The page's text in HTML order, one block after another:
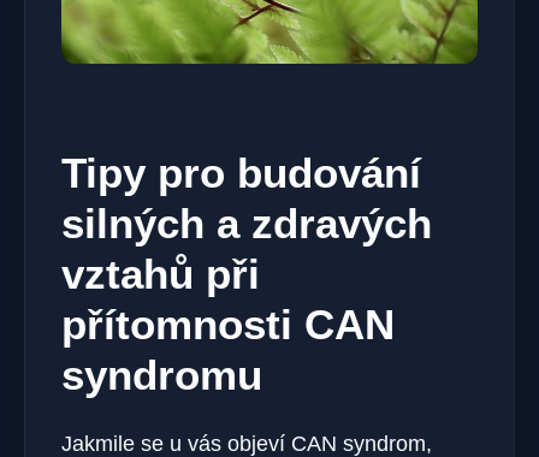
Tipy pro budování
silných a zdravých
vztahů při
přítomnosti CAN
syndromu
Jakmile se u vás objeví CAN syndrom,